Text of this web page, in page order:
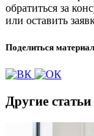
обратиться за
или оставить
Поделиться
Другие статьи